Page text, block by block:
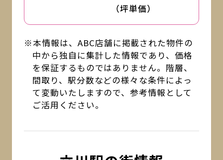
（坪単価）
※本情報は、ABC店舗に掲載された物件の
中から独自に集計した情報であり、価格
を保証するものではありません。階層、
間取り、駅分数などの様々な条件によっ
て変動いたしますので、参考情報として
ご活用ください。